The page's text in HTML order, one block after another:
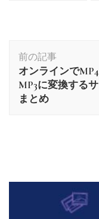
稿
ナ
ビ
ゲ
前の記事
オンラインで
MP3に変換する
まとめ